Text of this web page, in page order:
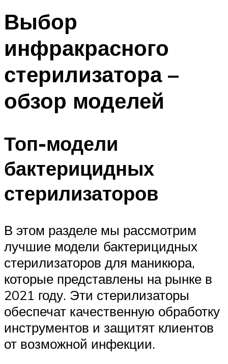
Выбор
инфракрасного
стерилизатора –
обзор моделей
Топ-модели
бактерицидных
стерилизаторов
В этом разделе мы рассмотрим
лучшие модели бактерицидных
стерилизаторов для маникюра,
которые представлены на рынке в
2021 году. Эти стерилизаторы
обеспечат качественную обработку
инструментов и защитят клиентов
от возможной инфекции.